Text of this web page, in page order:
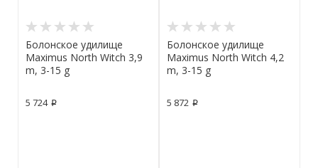
Болонское удилище
Maximus North Witch 3,9
m, 3-15 g
5 724 p
Болонское удилище
Maximus North Witch 4,2
m, 3-15 g
5 872 p